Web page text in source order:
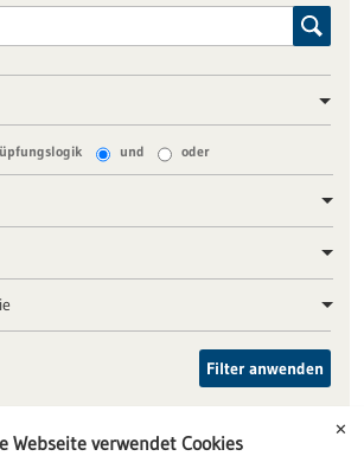
und oder
Filter anwenden
✕
Webseite verwendet Cookies